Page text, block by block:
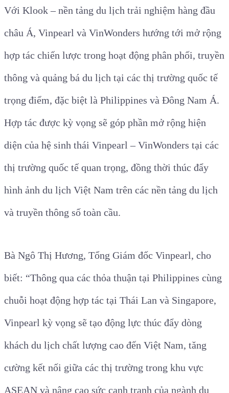
Với Klook – nền tảng du lịch trải nghiệm hàng đầu
châu Á, Vinpearl và VinWonders hướng tới mở rộng
hợp tác chiến lược trong hoạt động phân phối, truyền
thông và quảng bá du lịch tại các thị trường quốc tế
trọng điểm, đặc biệt là Philippines và Đông Nam Á.
Hợp tác được kỳ vọng sẽ góp phần mở rộng hiện
diện của hệ sinh thái Vinpearl – VinWonders tại các
thị trường quốc tế quan trọng, đồng thời thúc đẩy
hình ảnh du lịch Việt Nam trên các nền tảng du lịch
và truyền thông số toàn cầu.
Bà Ngô Thị Hương, Tổng Giám đốc Vinpearl, cho
biết: “Thông qua các thỏa thuận tại Philippines cùng
chuỗi hoạt động hợp tác tại Thái Lan và Singapore,
Vinpearl kỳ vọng sẽ tạo động lực thúc đẩy dòng
khách du lịch chất lượng cao đến Việt Nam, tăng
cường kết nối giữa các thị trường trong khu vực
ASEAN và nâng cao sức cạnh tranh của ngành du